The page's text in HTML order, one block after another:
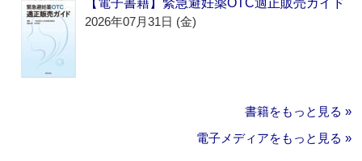
【電子書籍】緊急避妊薬OTC適正販売ガイド
2026年07月31日 (金)
書籍をもっと見る »
電子メディアをもっと見る »